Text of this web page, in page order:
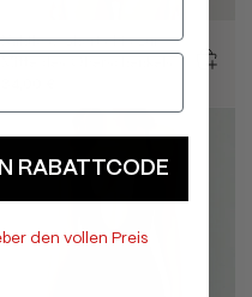
Nahtlose Shorts bis zur
RABATTCODE
den vollen Preis